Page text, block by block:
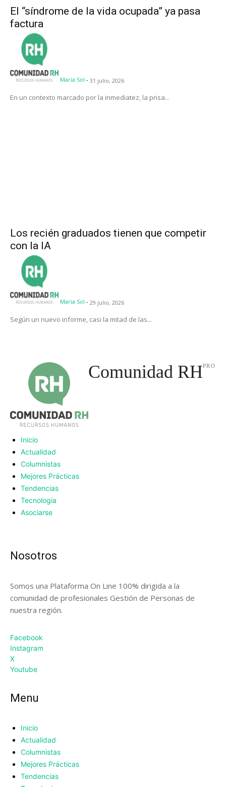
El “síndrome de la vida ocupada” ya pasa
factura
Maria Sol - 31 julio, 2026
En un contexto marcado por la inmediatez, la prisa...
Los recién graduados tienen que competir
con la IA
Maria Sol - 29 julio, 2026
Según un nuevo informe, casi la mitad de las...
Comunidad RHPRO
Inicio
Actualidad
Columnistas
Mejores Prácticas
Tendencias
Tecnologia
Asociarse
Nosotros
Somos una Plataforma On Line 100% dirigida a la
comunidad de profesionales Gestión de Personas de
nuestra región.
Facebook
Instagram
X
Youtube
Menu
Inicio
Actualidad
Columnistas
Mejores Prácticas
Tendencias